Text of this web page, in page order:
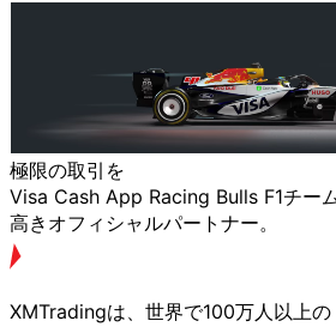
極限の取引を
Visa Cash App Racing Bulls F1チー
高きオフィシャルパートナー。
XMTradingは、 世界で100万人以上の